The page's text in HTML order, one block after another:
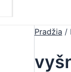
Pradžia /